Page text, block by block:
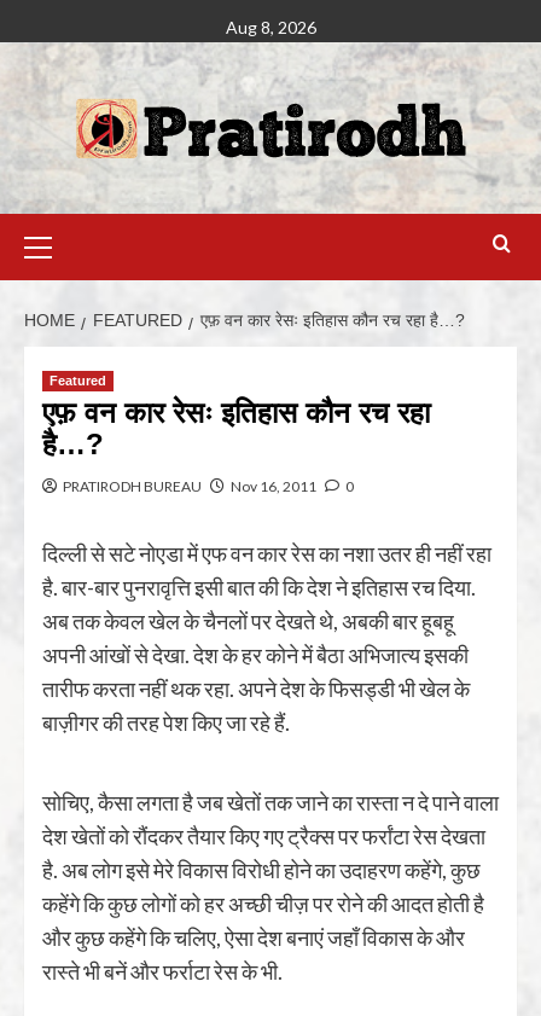
Aug 8, 2026
HOME FEATURED एफ़ वन कार रेसः इतिहास कौन रच रहा है…?
Featured
एफ़ वन कार रेसः इतिहास कौन रच रहा
है…?
PRATIRODH BUREAU Nov 16, 2011 0
दिल्ली से सटे नोएडा में एफ वन कार रेस का नशा उतर ही नहीं रहा
है. बार-बार पुनरावृत्ति इसी बात की कि देश ने इतिहास रच दिया.
अब तक केवल खेल के चैनलों पर देखते थे, अबकी बार हूबहू
अपनी आंखों से देखा. देश के हर कोने में बैठा अभिजात्य इसकी
तारीफ करता नहीं थक रहा. अपने देश के फिसड्डी भी खेल के
बाज़ीगर की तरह पेश किए जा रहे हैं.
सोचिए, कैसा लगता है जब खेतों तक जाने का रास्ता न दे पाने वाला
देश खेतों को रौंदकर तैयार किए गए ट्रैक्स पर फर्रांटा रेस देखता
है. अब लोग इसे मेरे विकास विरोधी होने का उदाहरण कहेंगे, कुछ
कहेंगे कि कुछ लोगों को हर अच्छी चीज़ पर रोने की आदत होती है
और कुछ कहेंगे कि चलिए, ऐसा देश बनाएं जहाँ विकास के और
रास्ते भी बनें और फर्राटा रेस के भी.